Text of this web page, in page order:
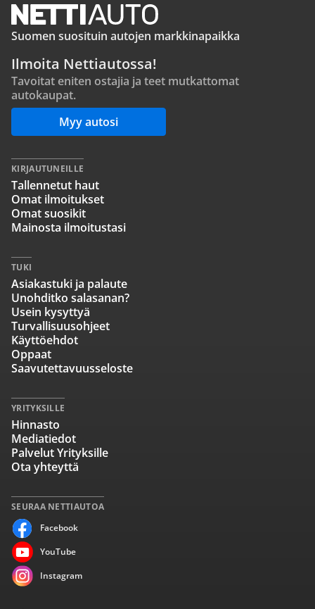
Suomen suosituin autojen markkinapaikka
Ilmoita Nettiautossa!
Tavoitat eniten ostajia ja teet mutkattomat
autokaupat.
Myy autosi
SEURAA NETTIAUTOA
Facebook
YouTube
Instagram
KIRJAUTUNEILLE
Tallennetut haut
Omat ilmoitukset
Omat suosikit
Mainosta ilmoitustasi
TUKI
Asiakastuki ja palaute
Unohditko salasanan?
Usein kysyttyä
Turvallisuusohjeet
Käyttöehdot
Oppaat
Saavutettavuusseloste
YRITYKSILLE
Hinnasto
Mediatiedot
Palvelut Yrityksille
Ota yhteyttä